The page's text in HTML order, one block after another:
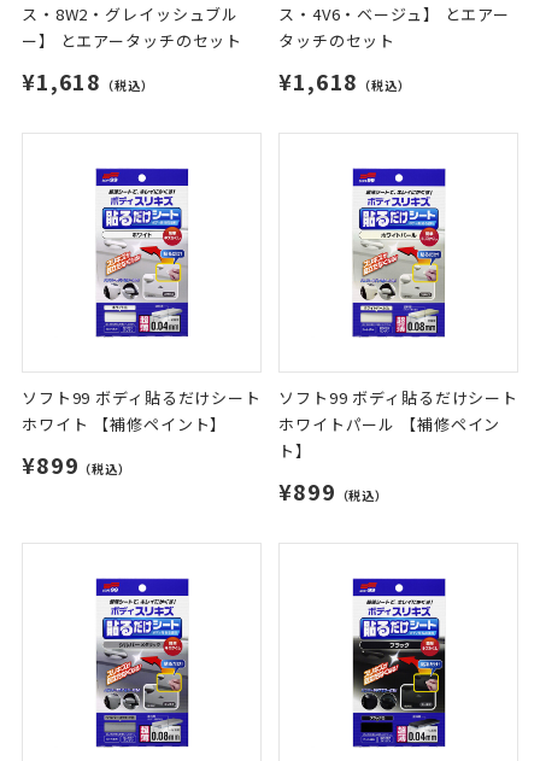
ス・8W2・グレイッシュブル
ー】 とエアータッチのセット
¥1,618 （税込）
ス・4V6・ベージュ】 とエアー
タッチのセット
¥1,618 （税込）
ソフト99 ボディ貼るだけシート
ホワイト 【補修ペイント】
¥899 （税込）
ソフト99 ボディ貼るだけシート
ホワイトパール 【補修ペイン
ト】
¥899 （税込）